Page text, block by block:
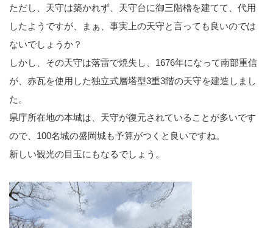
ただし、天守は築かれず、天守台に御三階櫓を建てて、代用
したようですが、まぁ、事実上の天守と言っても良いのでは
ないでしょうか？
しかし、その天守は落雷で焼失し、1676年になって南部重信
が、赤瓦を使用した独立式層塔型3重3階の天守を建造しまし
た。
県庁所在地の本城は、天守が復元されていることが多いです
ので、100名城の盛岡城も予算がつくと良いですね。
新しい観光の目玉にもなるでしょう。